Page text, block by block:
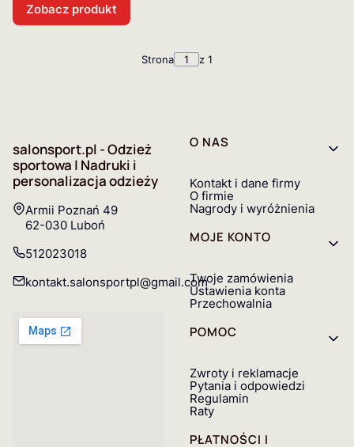
Zobacz produkt
Strona z 1
salonsport.pl - Odzież
sportowa | Nadruki i
personalizacja odzieży
Adres:
Armii Poznań 49
62-030 Luboń
512023018
kontakt.salonsportpl@gmail.com
Linki w stopce
O NAS
Kontakt i dane firmy
O firmie
Nagrody i wyróżnienia
MOJE KONTO
Twoje zamówienia
Ustawienia konta
Przechowalnia
POMOC
Zwroty i reklamacje
Pytania i odpowiedzi
Regulamin
Raty
PŁATNOŚCI I